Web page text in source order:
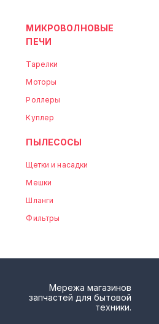
МИКРОВОЛНОВЫЕ
ПЕЧИ
Тарелки
Моторы
Роллеры
Куплер
ПЫЛЕСОСЫ
Щетки и насадки
Мешки
Шланги
Фильтры
Мережа магазинов
запчастей для бытовой
техники.